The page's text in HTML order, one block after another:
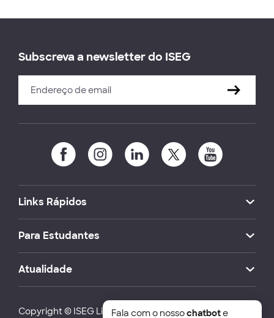
Subscreva a newsletter do ISEG
Links Rápidos
Para Estudantes
Atualidade
Copyright © ISEG Lisbon School of Economics and
Fala com o nossochatbote